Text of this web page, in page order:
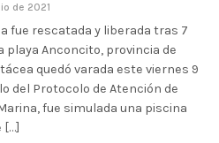
de 2021
fue rescatada y liberada tras 7
playa Anconcito, provincia de
quedó varada este viernes 9
del Protocolo de Atención de
fue simulada una piscina
[…]